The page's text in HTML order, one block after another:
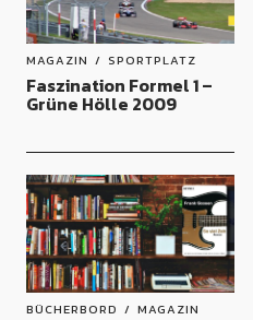
MAGAZIN SPORTPLATZ
Faszination Formel 1 –
Grüne Hölle 2009
BÜCHERBORD MAGAZIN